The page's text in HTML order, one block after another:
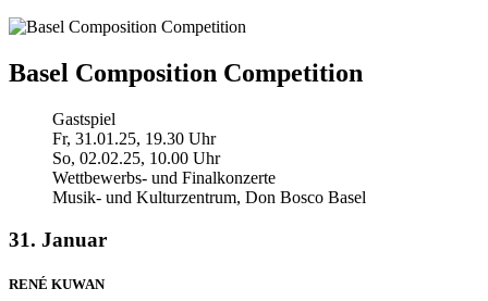
Basel Composition Competition
Gastspiel
Fr, 31.01.25, 19.30 Uhr
So, 02.02.25, 10.00 Uhr
Wettbewerbs- und Finalkonzerte
Musik- und Kulturzentrum, Don Bosco Basel
31. Januar
RENÉ KUWAN